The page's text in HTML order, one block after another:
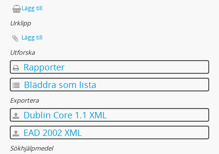
Lägg till
Urklipp
Lägg till
Utforska
Rapporter
Bläddra som lista
Exportera
Dublin Core 1.1 XML
EAD 2002 XML
Sökhjälpmedel